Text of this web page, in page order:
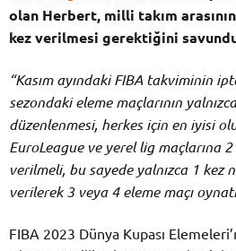
olan Herbert, milli takım
kez verilmesi gerektiğini
“Kasım ayındaki FIBA takviminin
sezondaki eleme maçlarının
düzenlenmesi, herkes için en iyisi
EuroLeague ve yerel lig maçlarına
verilmeli, bu sayede yalnızca 1 kez
verilerek 3 veya 4 eleme maçı
FIBA 2023 Dünya Kupası